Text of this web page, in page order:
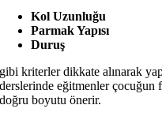
Kol Uzunluğu
Parmak Yapısı
Duruş
gibi kriterler dikkate alınarak
derslerinde eğitmenler
doğru boyutu önerir.